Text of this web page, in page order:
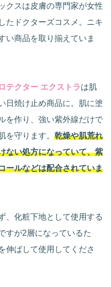
クスは皮膚の専門家が女性
たドクターズコスメ。ニキ
い商品を取り揃えていま
テクター エクストラは肌
日焼け止め商品に。肌に塗
を作り、強い紫外線だけで
を守ります。 乾燥や肌荒れ
ない処方になっていて、紫
ールなどは配合されていま
、化粧下地として使用する
すが2層になっているた
伸ばして使用してくださ